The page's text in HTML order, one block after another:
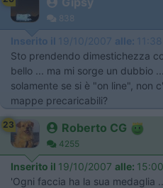
838
Inserito il 19/10/2007 alle:
Sto prendendo dimestichezza
bello ... ma mi sorge un dubbio
solamente se si è "on line", non
mappe precaricabili?
23 Roberto CG
4255
Inserito il 19/10/2007 alle:
'Ogni faccia ha la sua medaglia